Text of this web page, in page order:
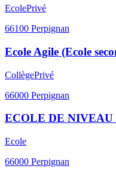
EcolePrivé
66100 Perpignan
Ecole Agile (Ecole
CollègePrivé
66000 Perpignan
ECOLE DE
Ecole
66000 Perpignan